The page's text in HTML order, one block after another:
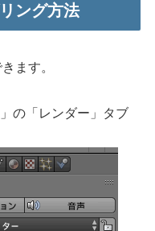
ング方法
ます。
の「レンダー」タブ